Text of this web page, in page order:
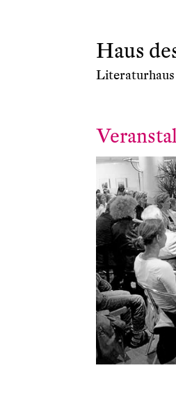
Haus
Literaturhaus